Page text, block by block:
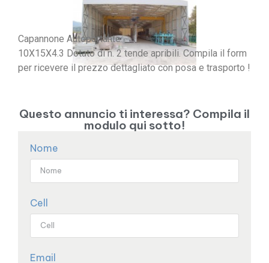
Capannone Autoportante
10X15X4.3 Dotato di n. 2 tende apribili. Compila il form
per ricevere il prezzo dettagliato con posa e trasporto !
Questo annuncio ti interessa? Compila il
modulo qui sotto!
Nome
Cell
Email